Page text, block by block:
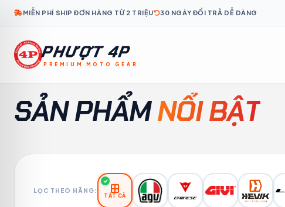
MIỄN PHÍ SHIP ĐƠN HÀNG TỪ 2 TRIỆU 30 NGÀY ĐỔI TRẢ DỄ DÀNG
PHƯỢT 4P
PREMIUM MOTO GEAR
SẢN PHẨMNỔI BẬT
LỌC THEO HÃNG:
TẤT CẢ